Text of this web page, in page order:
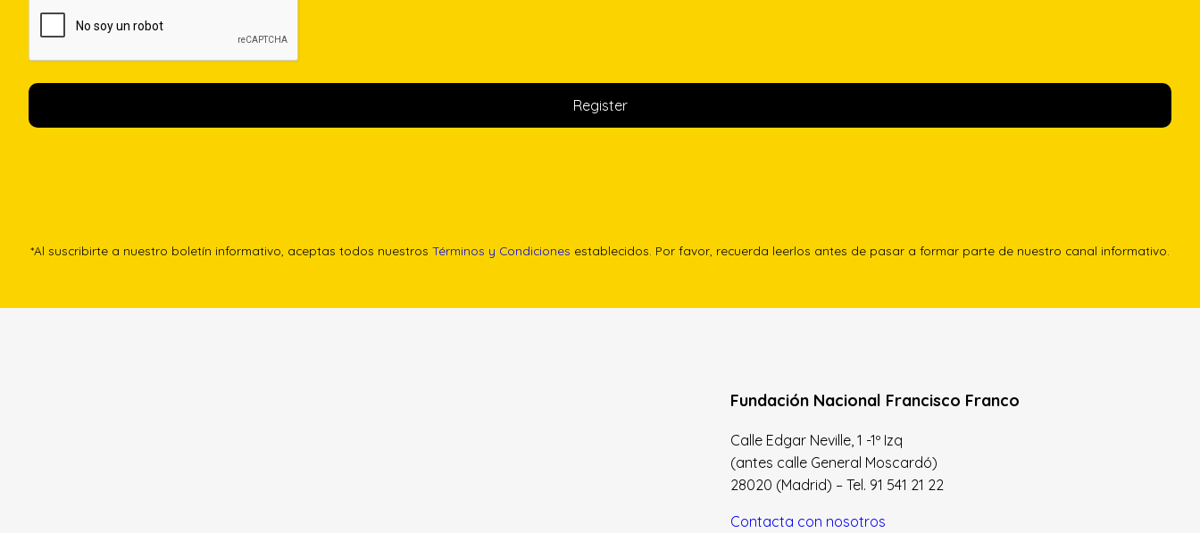
*Al suscribirte a nuestro boletín informativo, aceptas todos nuestros Términos y Condiciones establecidos. Por favor, recuerda leerlos antes de pasar a formar parte de nuestro canal informativo.
Fundación Nacional Francisco Franco
Calle Edgar Neville, 1 -1º Izq
(antes calle General Moscardó)
28020 (Madrid) – Tel. 91 541 21 22
Contacta con nosotros